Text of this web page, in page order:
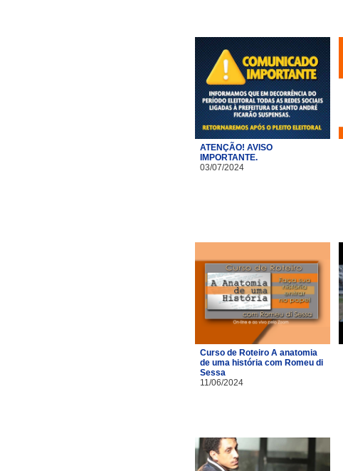
ATENÇÃO! AVISO
IMPORTANTE.
03/07/2024
Curso de Roteiro A anatomia
de uma história com Romeu di
Sessa
11/06/2024